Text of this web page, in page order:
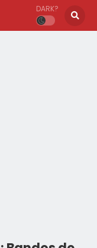
DARK?